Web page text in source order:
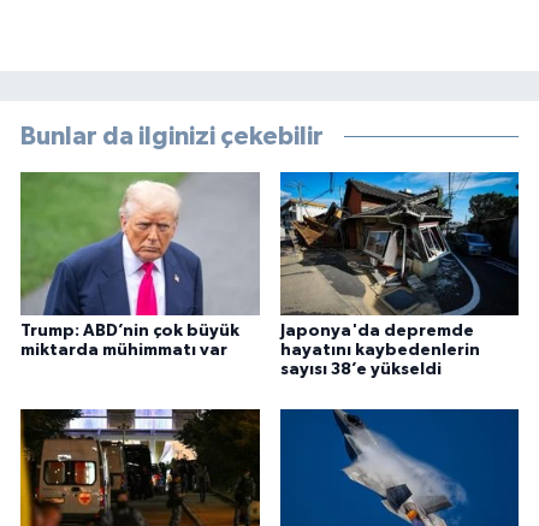
Bunlar da ilginizi çekebilir
Trump: ABD’nin çok büyük
miktarda mühimmatı var
Japonya'da depremde
hayatını kaybedenlerin
sayısı 38’e yükseldi